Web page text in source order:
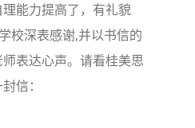
能力提高了，有礼貌
校深表感谢,并以书信的
表达心声。请看桂美思
信：